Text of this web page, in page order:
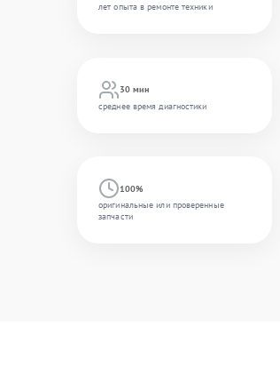
лет опыта в ремонте техники
30 мин
среднее время диагностики
100%
оригинальные или проверенные
запчасти